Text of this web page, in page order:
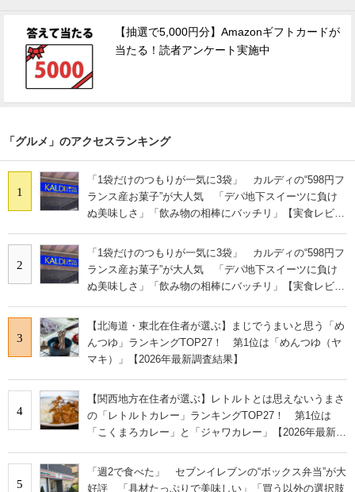
【抽選で5,000円分】Amazonギフトカードが
当たる！読者アンケート実施中
「グルメ」のアクセスランキング
1
「1袋だけのつもりが一気に3袋」 カルディの“598円フ
ランス産お菓子”が大人気 「デパ地下スイーツに負け
ぬ美味しさ」「飲み物の相棒にバッチリ」【実食レビュ
2
「1袋だけのつもりが一気に3袋」 カルディの“598円フ
ランス産お菓子”が大人気 「デパ地下スイーツに負け
ぬ美味しさ」「飲み物の相棒にバッチリ」【実食レビュ
3
【北海道・東北在住者が選ぶ】まじでうまいと思う「め
んつゆ」ランキングTOP27！ 第1位は「めんつゆ（ヤ
マキ）」【2026年最新調査結果】
4
【関西地方在住者が選ぶ】レトルトとは思えないうまさ
の「レトルトカレー」ランキングTOP27！ 第1位は
「こくまろカレー」と「ジャワカレー」【2026年最新調
5
「週2で食べた」 セブンイレブンの“ボックス弁当”が大
好評 「具材たっぷりで美味しい」「買う以外の選択肢